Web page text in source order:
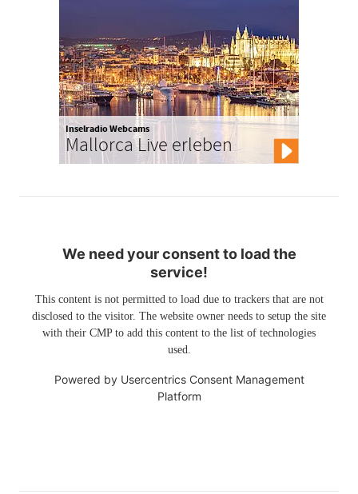
Inselradio Webcams
Mallorca Live erleben
We need your consent to load the
service!
This content is not permitted to load due to trackers that are not
disclosed to the visitor. The website owner needs to setup the site
with their CMP to add this content to the list of technologies
used.
Powered by Usercentrics Consent Management
Platform